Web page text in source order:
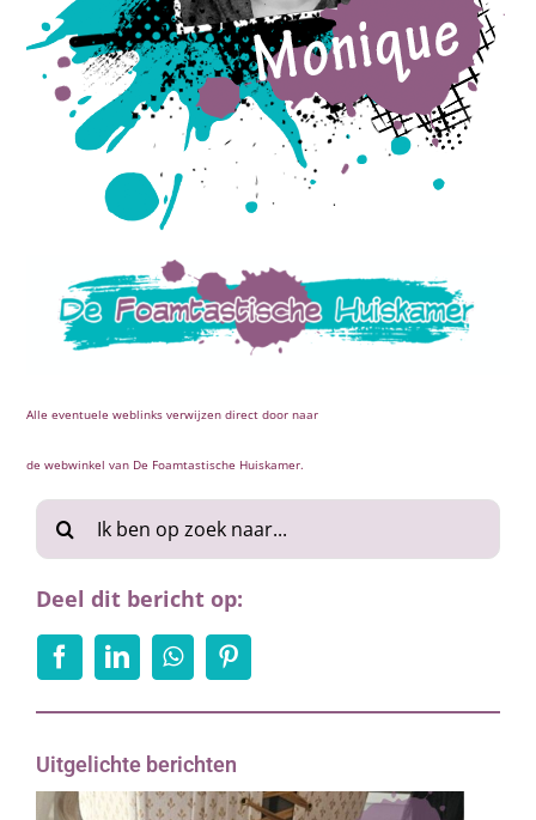
Alle eventuele weblinks verwijzen direct door naar
de webwinkel van De Foamtastische Huiskamer.
Zoeken
naar:
Deel dit bericht op:
Uitgelichte berichten